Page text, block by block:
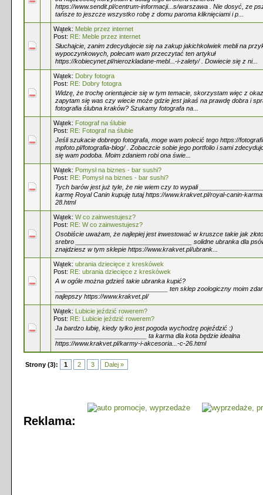
https://www.sendit.pl/centrum-informacji...s/warszawa . Nie dosyć, ze
tańsze to jeszcze wszystko robę z domu paroma kliknięciami i p...
Wątek: Meble przez internet
Post: RE: Meble przez internet
Słuchajcie, zanim zdecydujecie się na zakup jakichkolwiek mebli na
wypoczynkowych, polecam wam przeczytać ten artykuł
https://kobiecynet.pl/nierozkladane-mebl...-i-zalety/ . Dowiecie się z ni...
Wątek: Dobry fotogra
Post: RE: Dobry fotogra
Widzę, że trochę orientujecie się w tym temacie, skorzystam więc z
zapytam się was czy wiecie może gdzie jest jakaś na prawdę dobra i
fotografia ślubna kraków? Szukamy fotografa na...
Wątek: Fotograf na ślubie
Post: RE: Fotograf na ślubie
Jeśli szukacie dobrego fotografa, moge wam polecić tego https://
mpfoto.pl/fotografia-blog/ . Zobaczcie sobie jego portfolio i sami
się wam podoba. Moim zdaniem robi ona świe...
Wątek: Pomysł na biznes - bar sushi?
Post: RE: Pomysł na biznes - bar sushi?
Tych barów jest już tyle, że nie wiem czy to wypali
karmę Royal Canin kupuję tutaj https://www.krakvet.pl/royal-canin-
28.html
Wątek: W co zainwestujesz?
Post: RE: W co zainwestujesz?
Osobiście uważam, że najlepiej jest inwestować w kruszce takie jak
srebro _________________________________ solidne ubranka dla
znajdziesz w tym sklepie https://www.krakvet.pl/ubrank...
Wątek: ubrania dziecięce z kreskówek
Post: RE: ubrania dziecięce z kreskówek
A w ogóle można gdzieś takie ubranka kupić?
________________________________ ten sklep zoologiczny moim
najlepszy https://www.krakvet.pl/
Wątek: Lubicie jeździć rowerem?
Post: RE: Lubicie jeździć rowerem?
Ja bardzo lubię, kiedy tylko jest pogoda wychodzę pojeździć :)
__________________________ ta karma dla kota będzie idealna
https://www.krakvet.pl/karmy-i-akcesoria...-c-26.html
Strony (3): 1 2 3 Dalej »
Reklama: